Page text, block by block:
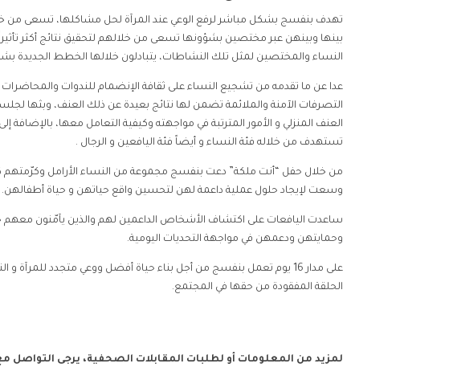
تهدف بنفسج بشكل مباشر لرفع الوعي عند المرآة لحل مشاكلها، تسعى من
بينها وبينهن عبر مختصين بشؤونها تسعى من خلالهم لتحقيق نتائج أكثر
النساء والمختصين لمثل تلك النشاطات، يتبادلون خلالها الخطط الجديدة
عدا عن ما تقدمه من تشجيع النساء على ثقافة الإنضمام للندوات
التصرفات الآمنة والملائمة تضمن لها نتائج بعيدة عن ذلك العنف، وبثها
العنف المنزلي و الأمور المترتبة في مواجهته وكيفية التعامل معها،
تستهدف من خلاله فئة النساء و أيضاً فئة اليافعين و الرجال .
من خلال حفل “أنت ملكة” دعت بنفسج مجموعة من النساء الأرامل
وسعت لإيجاد حلول عملية داعمة لهن لتحسين واقع حياتهن و حياة أطفالهن.
ساعدت اليافعات على اكتشاف الأشخاص الداعمين لهم والذين يآمّنون
وحمايتهن ودعمهن في مواجهة التحديات اليومية.
على مدار 16 يوم تعمل بنفسج من أجل بناء حياة أفضل ووعي متجدد
الحلقة المفقودة من حقها في المجتمع.
لمزيد من المعلومات أو لطلبات المقابلات الصحفية، يرجى التواصل